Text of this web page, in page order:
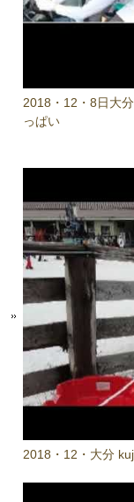
2018・12・8日大
っぱい
2018・12・大分